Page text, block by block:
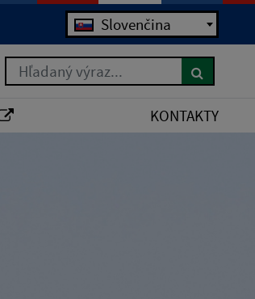
Slovenčina
Hľadaný výraz...
KONTAKTY